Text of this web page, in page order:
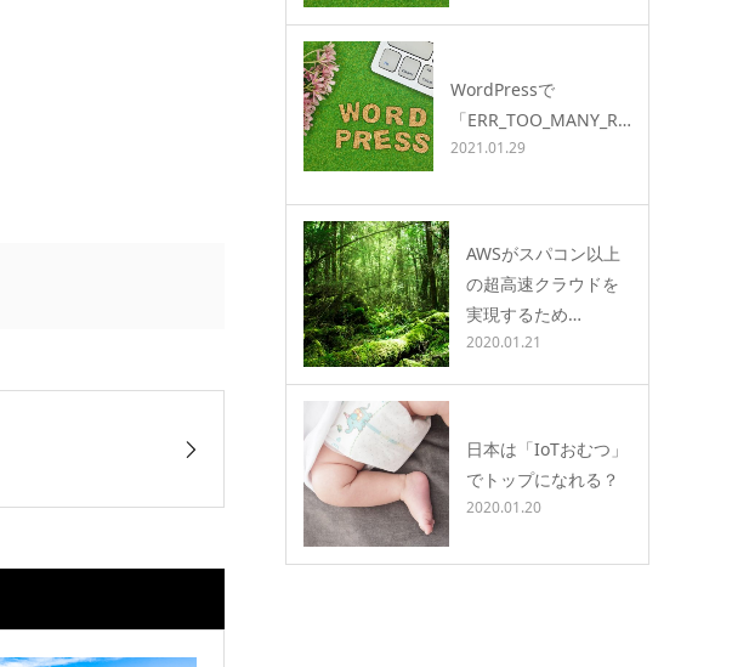
WordPressで
「ERR_TOO_MANY_R…
2021.01.29
AWSがスパコン以上
の超高速クラウドを
実現するため…
2020.01.21
日本は「IoTおむつ」
でトップになれる？
2020.01.20